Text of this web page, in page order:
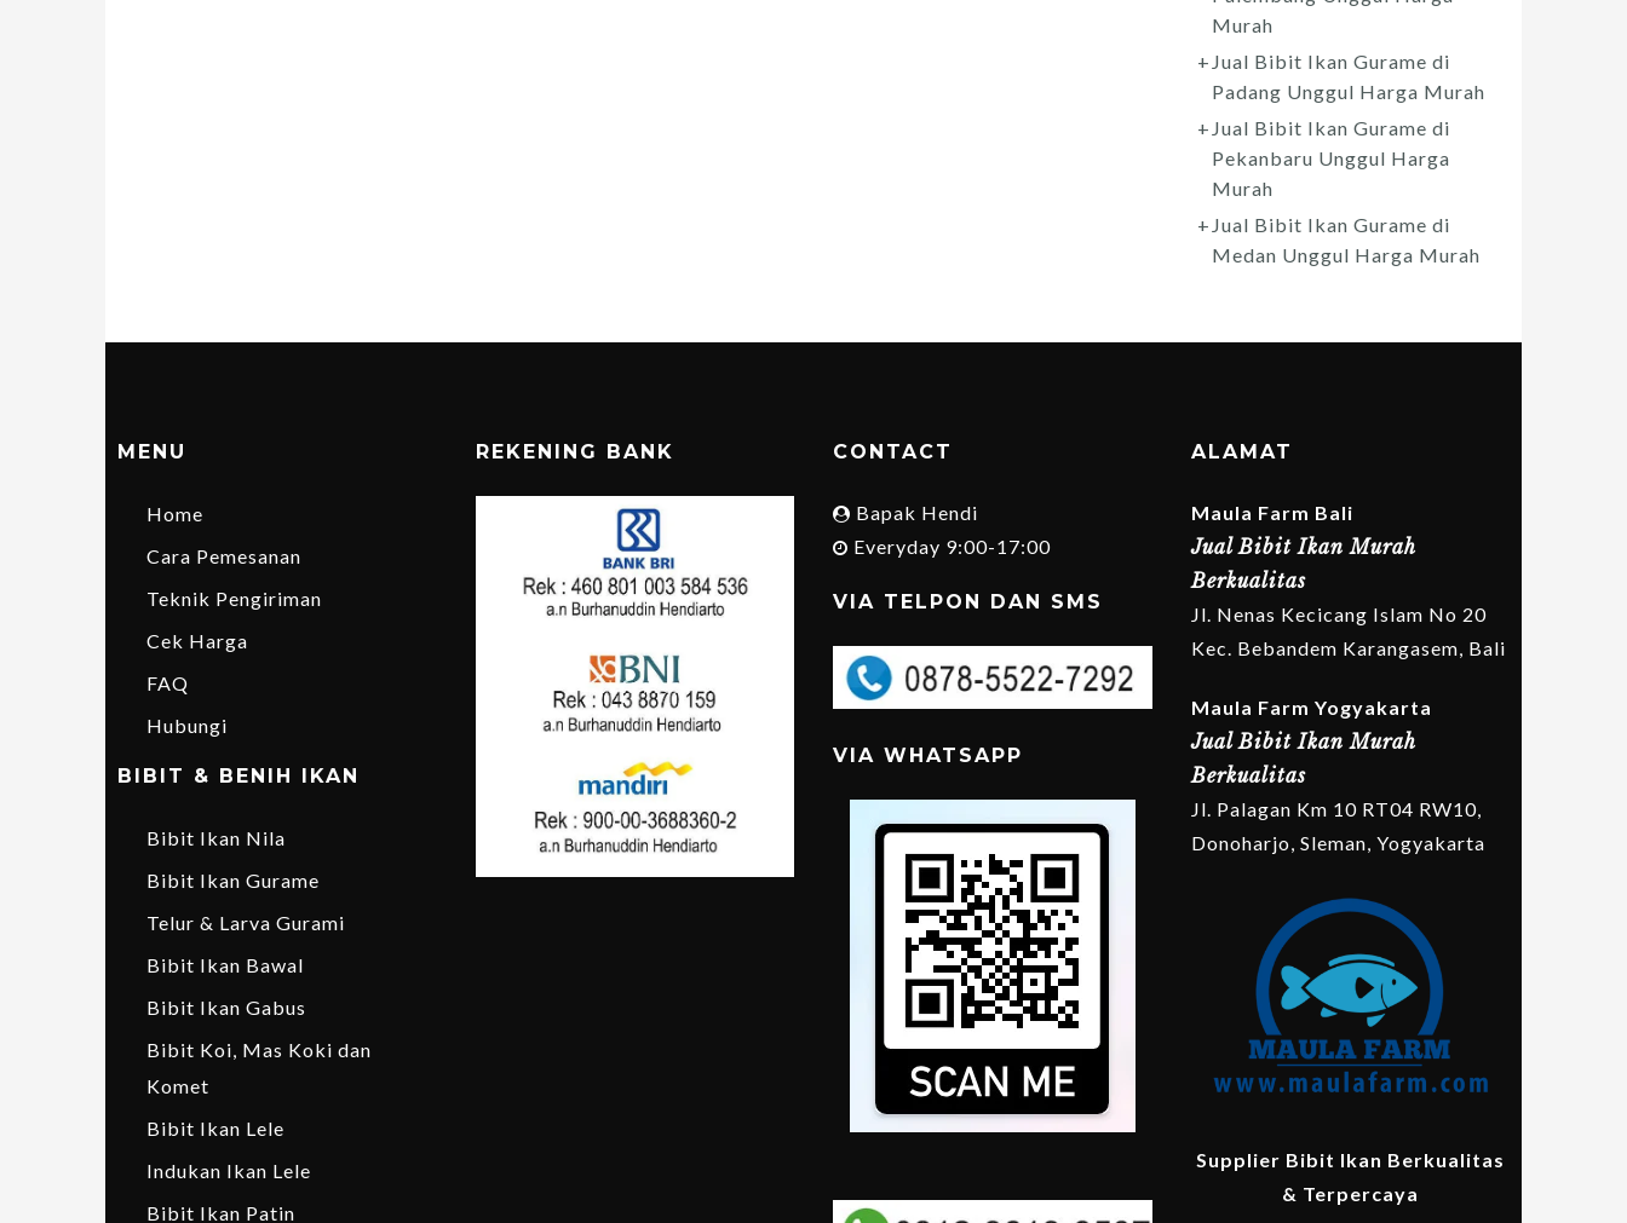
Murah
Jual Bibit Ikan Gurame di
Padang Unggul Harga Murah
Jual Bibit Ikan Gurame di
Pekanbaru Unggul Harga
Murah
Jual Bibit Ikan Gurame di
Medan Unggul Harga Murah
MENU
Home
Cara Pemesanan
Teknik Pengiriman
Cek Harga
FAQ
Hubungi
BIBIT & BENIH IKAN
Bibit Ikan Nila
Bibit Ikan Gurame
Telur & Larva Gurami
Bibit Ikan Bawal
Bibit Ikan Gabus
Bibit Koi, Mas Koki dan
Komet
Bibit Ikan Lele
Indukan Ikan Lele
Bibit Ikan Patin
REKENING BANK CONTACT
Bapak Hendi
Everyday 9:00-17:00
VIA TELPON DAN SMS
VIA WHATSAPP
ALAMAT
Maula Farm Bali
Jual Bibit Ikan Murah
Berkualitas
Jl. Nenas Kecicang Islam No 20
Kec. Bebandem Karangasem, Bali
Maula Farm Yogyakarta
Jual Bibit Ikan Murah
Berkualitas
Jl. Palagan Km 10 RT04 RW10,
Donoharjo, Sleman, Yogyakarta
Supplier Bibit Ikan Berkualitas
& Terpercaya